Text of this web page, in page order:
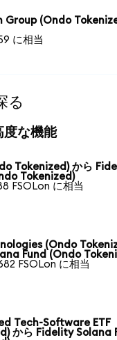
Group (Ondo
に相当
る
度な機能
Tokenized) から
Tokenized)
FSOLon に相当
(Ondo
Fund (Ondo
FSOLon に相当
Tech-Software ETF
から Fidelity Solana